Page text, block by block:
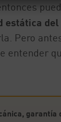
estática del
Pero
entender
garantía